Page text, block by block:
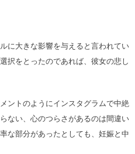
に大きな影響を与えると言われてい
択をとったのであれば、彼女の悲し
ントのようにインスタグラムで中絶
ない、心のつらさがあるのは間違い
な部分があったとしても、妊娠と中